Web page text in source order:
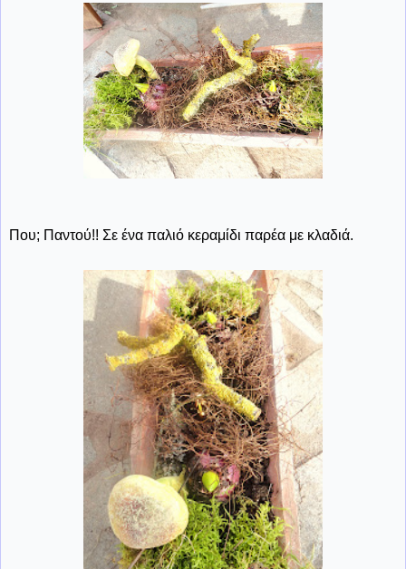
Που; Παντού!! Σε ένα παλιό κεραμίδι παρέα με κλαδιά.